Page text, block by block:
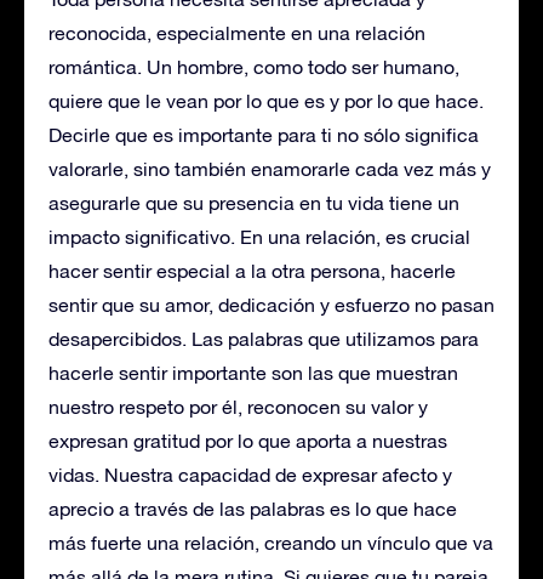
reconocida, especialmente en una relación
romántica. Un hombre, como todo ser humano,
quiere que le vean por lo que es y por lo que hace.
Decirle que es importante para ti no sólo significa
valorarle, sino también enamorarle cada vez más y
asegurarle que su presencia en tu vida tiene un
impacto significativo. En una relación, es crucial
hacer sentir especial a la otra persona, hacerle
sentir que su amor, dedicación y esfuerzo no pasan
desapercibidos. Las palabras que utilizamos para
hacerle sentir importante son las que muestran
nuestro respeto por él, reconocen su valor y
expresan gratitud por lo que aporta a nuestras
vidas. Nuestra capacidad de expresar afecto y
aprecio a través de las palabras es lo que hace
más fuerte una relación, creando un vínculo que va